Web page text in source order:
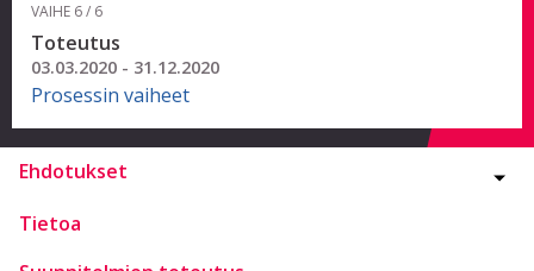
VAIHE 6 / 6
Toteutus
03.03.2020 - 31.12.2020
Prosessin vaiheet
Ehdotukset
Tietoa